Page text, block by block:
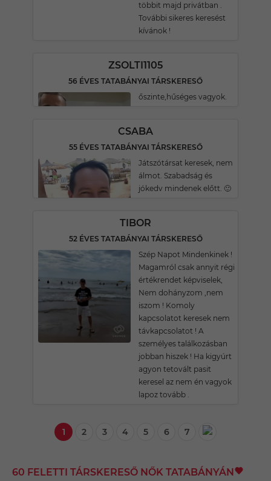
többit majd privátban .
További sikeres keresést
kívánok !
ZSOLTI1105
56 ÉVES TATABÁNYAI TÁRSKERESŐ
őszinte,hűséges vagyok.
CSABA
55 ÉVES TATABÁNYAI TÁRSKERESŐ
Játszótársat keresek, nem
álmot. Szabadság és
jókedv mindenek előtt. 🙂
TIBOR
52 ÉVES TATABÁNYAI TÁRSKERESŐ
Szép Napot Mindenkinek !
Magamról csak annyit régi
értékrendet képviselek,
Nem dohányzom ,nem
iszom ! Komoly
kapcsolatot keresek nem
távkapcsolatot ! A
személyes találkozásban
jobban hiszek ! Ha kigyúrt
agyon tetovált pasit
keresel az nem én vagyok
lapoz tovább .
1 2 3 4 5 6 7
60 FELETTI TÁRSKERESŐ NŐK TATABÁNYÁN